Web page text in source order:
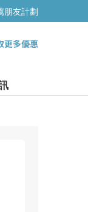
朋友計劃
更多優惠